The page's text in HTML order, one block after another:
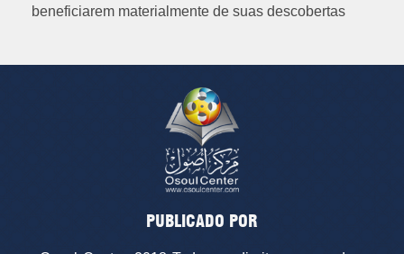
beneficiarem materialmente de suas descobertas
PUBLICADO POR